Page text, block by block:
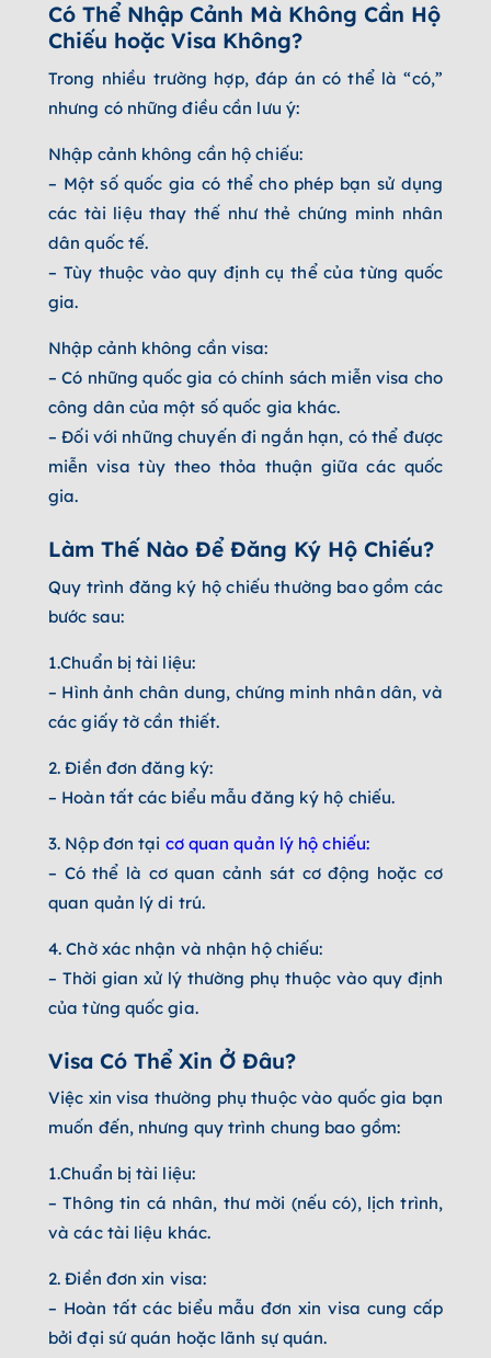
Có Thể Nhập Cảnh Mà Không Cần Hộ
Chiếu hoặc Visa Không?
Trong nhiều trường hợp, đáp án có thể là “có,”
nhưng có những điều cần lưu ý:
Nhập cảnh không cần hộ chiếu:
– Một số quốc gia có thể cho phép bạn sử dụng
các tài liệu thay thế như thẻ chứng minh nhân
dân quốc tế.
– Tùy thuộc vào quy định cụ thể của từng quốc
gia.
Nhập cảnh không cần visa:
– Có những quốc gia có chính sách miễn visa cho
công dân của một số quốc gia khác.
– Đối với những chuyến đi ngắn hạn, có thể được
miễn visa tùy theo thỏa thuận giữa các quốc
gia.
Làm Thế Nào Để Đăng Ký Hộ Chiếu?
Quy trình đăng ký hộ chiếu thường bao gồm các
bước sau:
1.Chuẩn bị tài liệu:
– Hình ảnh chân dung, chứng minh nhân dân, và
các giấy tờ cần thiết.
2. Điền đơn đăng ký:
– Hoàn tất các biểu mẫu đăng ký hộ chiếu.
3. Nộp đơn tại cơ quan quản lý hộ chiếu:
– Có thể là cơ quan cảnh sát cơ động hoặc cơ
quan quản lý di trú.
4. Chờ xác nhận và nhận hộ chiếu:
– Thời gian xử lý thường phụ thuộc vào quy định
của từng quốc gia.
Visa Có Thể Xin Ở Đâu?
Việc xin visa thường phụ thuộc vào quốc gia bạn
muốn đến, nhưng quy trình chung bao gồm:
1.Chuẩn bị tài liệu:
– Thông tin cá nhân, thư mời (nếu có), lịch trình,
và các tài liệu khác.
2. Điền đơn xin visa:
– Hoàn tất các biểu mẫu đơn xin visa cung cấp
bởi đại sứ quán hoặc lãnh sự quán.